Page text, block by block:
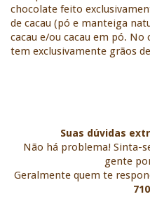
chocolate feito
de cacau (pó e manteiga
cacau e/ou cacau em pó. No
tem exclusivamente grãos
Suas dúvidas
Não há problema! Sinta-
gente
Geralmente quem te